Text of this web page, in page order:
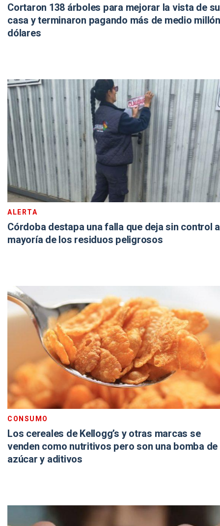
Cortaron 138 árboles para mejorar la vista de su
casa y terminaron pagando más de medio
dólares
ALERTA
Córdoba destapa una falla que deja sin control
mayoría de los residuos peligrosos
CONSUMO
Los cereales de Kellogg’s y otras marcas se
venden como nutritivos pero son una bomba de
azúcar y aditivos